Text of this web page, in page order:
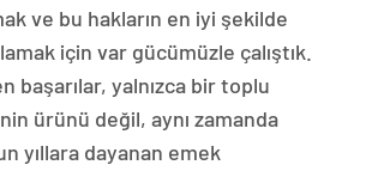
ve bu hakların en iyi şekilde
için var gücümüzle çalıştık.
başarılar, yalnızca bir toplu
ürünü değil, aynı zamanda
yıllara dayanan emek